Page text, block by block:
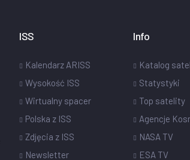
ISS
Kalendarz ARISS
Wysokość ISS
Wirtualny spacer
Polska z ISS
Zdjęcia z ISS
Newsletter
Info
Katalog
Statystyki
Top satelity
Agencje
NASA TV
ESA TV